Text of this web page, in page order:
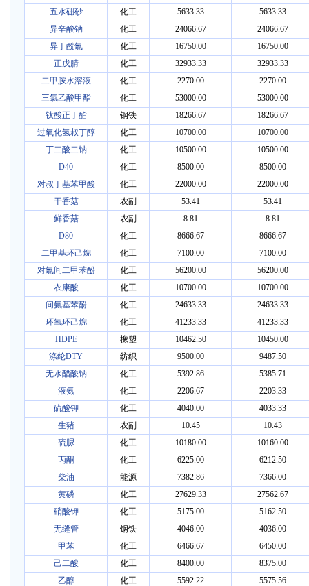
五水硼砂
化工 5633.33
5633.33
异辛酸钠
化工 24066.67
24066.67
异丁酰氯
化工 16750.00
16750.00
正戊腈
化工 32933.33
32933.33
二甲胺水溶液
化工 2270.00
2270.00
三氯乙酸甲酯
化工 53000.00
53000.00
钛酸正丁酯
钢铁 18266.67
18266.67
过氧化氢叔丁醇
化工 10700.00
10700.00
丁二酸二钠
化工 10500.00
10500.00
D40
化工 8500.00
8500.00
对叔丁基苯甲酸
化工 22000.00
22000.00
干香菇
农副 53.41
53.41
鲜香菇
农副 8.81
8.81
D80
化工 8666.67
8666.67
二甲基环己烷
化工 7100.00
7100.00
对氯间二甲苯酚
化工 56200.00
56200.00
衣康酸
化工 10700.00
10700.00
间氨基苯酚
化工 24633.33
24633.33
环氧环己烷
化工 41233.33
41233.33
HDPE
橡塑 10462.50
10450.00
涤纶DTY
纺织 9500.00
9487.50
无水醋酸钠
化工 5392.86
5385.71
液氨
化工 2206.67
2203.33
硫酸钾
化工 4040.00
4033.33
生猪
农副 10.45
10.43
硫脲
化工 10180.00
10160.00
丙酮
化工 6225.00
6212.50
柴油
能源 7382.86
7366.00
黄磷
化工 27629.33
27562.67
硝酸钾
化工 5175.00
5162.50
无缝管
钢铁 4046.00
4036.00
甲苯
化工 6466.67
6450.00
己二酸
化工 8400.00
8375.00
乙醇
化工 5592.22
5575.56